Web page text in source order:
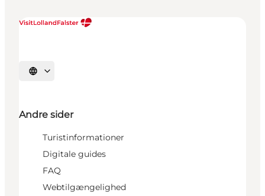
Vælg sprog
Andre sider
Turistinformationer
Digitale guides
FAQ
Webtilgængelighed